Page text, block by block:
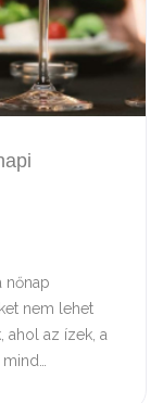
nőnap
nem lehet
ahol az ízek, a